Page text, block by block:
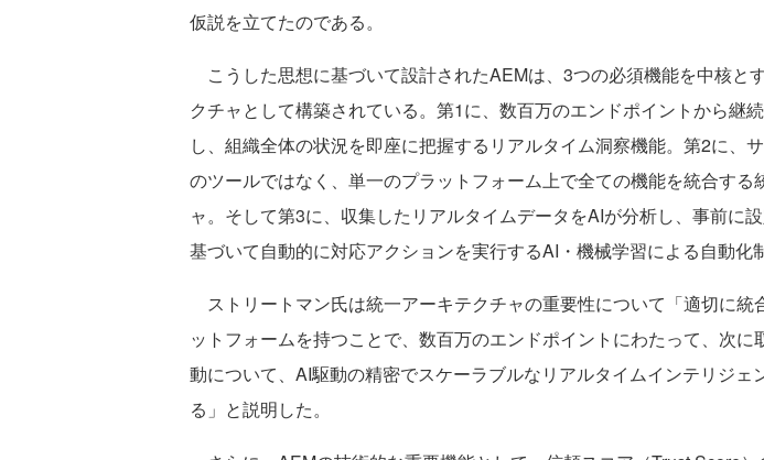
仮説を立てたのである。
こうした思想に基づいて設計されたAEMは、3つの必須機能を中核と
クチャとして構築されている。第1に、数百万のエンドポイントから継
し、組織全体の状況を即座に把握するリアルタイム洞察機能。第2に、
のツールではなく、単一のプラットフォーム上で全ての機能を統合する
ャ。そして第3に、収集したリアルタイムデータをAIが分析し、事前に
基づいて自動的に対応アクションを実行するAI・機械学習による自動化
ストリートマン氏は統一アーキテクチャの重要性について「適切に統
ットフォームを持つことで、数百万のエンドポイントにわたって、次に
動について、AI駆動の精密でスケーラブルなリアルタイムインテリジェ
る」と説明した。